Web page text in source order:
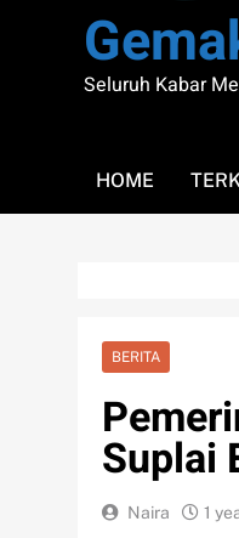
Seluruh Kabar
HOME
BERITA
Suplai
Naira 1